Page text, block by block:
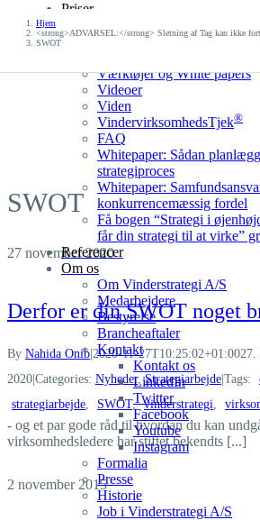
content
Priser
Gratis uforpligtende møde
Værktøjer og White papers
Videoer
Viden
VindervirksomhedsTjek®
FAQ
Whitepaper: Sådan
strategiproces
Whitepaper:
konkurrencemæssig fordel
Få bogen “Strategi i
får din strategi til at virke”
Referencer
Om os
Om Vinderstrategi A/S
Medarbejdere
Bestyrelse
Brancheaftaler
Kontakt
Kontakt os
LinkedIn
Twitter
Facebook
Youtube
Instagram
Formalia
Presse
Historie
Job i Vinderstrategi A/S
SWOT
Hjem
<strong>ADVARSEL:</strong> Sletning af Tag kan ikke
SWOT
27 november 2020
Derfor er din SWOT noget
By Nahida Onib|2020-11-27T10:25:02+01:0027.
2020|Categories: Nyheder,Strategiarbejde|Tags:
strategiarbejde
SWOT, vinderstrategi
- og et par gode råd til hvordan du kan
virksomhedsledere har stiftet bekendts [...]
2 november 2015